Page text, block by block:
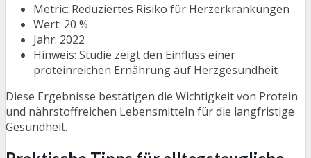
Metric: Reduziertes Risiko für Herzerkrankungen
Wert: 20 %
Jahr: 2022
Hinweis: Studie zeigt den Einfluss einer
proteinreichen Ernährung auf Herzgesundheit
Diese Ergebnisse bestätigen die Wichtigkeit von Protein
und nährstoffreichen Lebensmitteln für die langfristige
Gesundheit.